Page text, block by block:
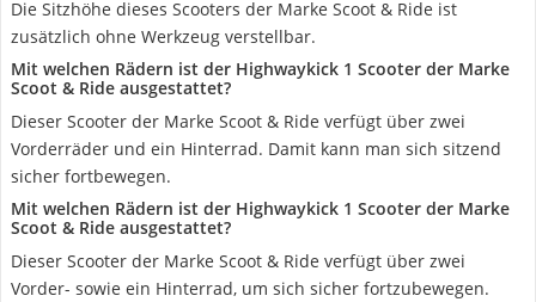
Die Sitzhöhe dieses Scooters der Marke Scoot & Ride ist
zusätzlich ohne Werkzeug verstellbar.
Mit welchen Rädern ist der Highwaykick 1 Scooter der Marke
Scoot & Ride ausgestattet?
Dieser Scooter der Marke Scoot & Ride verfügt über zwei
Vorderräder und ein Hinterrad. Damit kann man sich sitzend
sicher fortbewegen.
Mit welchen Rädern ist der Highwaykick 1 Scooter der Marke
Scoot & Ride ausgestattet?
Dieser Scooter der Marke Scoot & Ride verfügt über zwei
Vorder- sowie ein Hinterrad, um sich sicher fortzubewegen.